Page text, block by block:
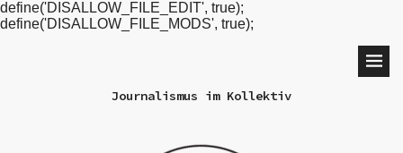
define('DISALLOW_FILE_EDIT', true);
define('DISALLOW_FILE_MODS', true);
Journalismus im Kollektiv